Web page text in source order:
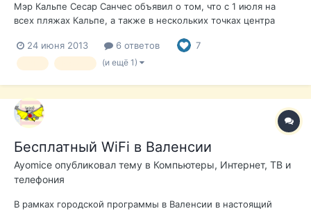
Мэр Кальпе Сесар Санчес объявил о том, что с 1 июля на
всех пляжах Кальпе, а также в нескольких точках центра
туристический центр на скале Ифач - для всех желающих
станет доступен бесплатный доступ в Интернет.
24 июня 2013 6 ответов 7
(и ещё 1)
Бесплатный WiFi в Валенсии
Ayomice опубликовал тему в Компьютеры, Интернет, ТВ и
телефония
В рамках городской программы в Валенсии в настоящий